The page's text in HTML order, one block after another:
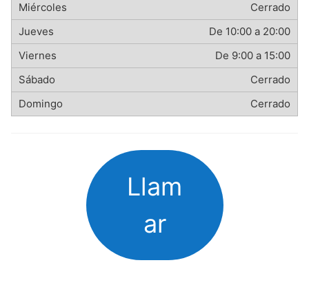
Cerrado
De 10:00 a 20:00
De 9:00 a 15:00
Cerrado
Cerrado
Llam
ar